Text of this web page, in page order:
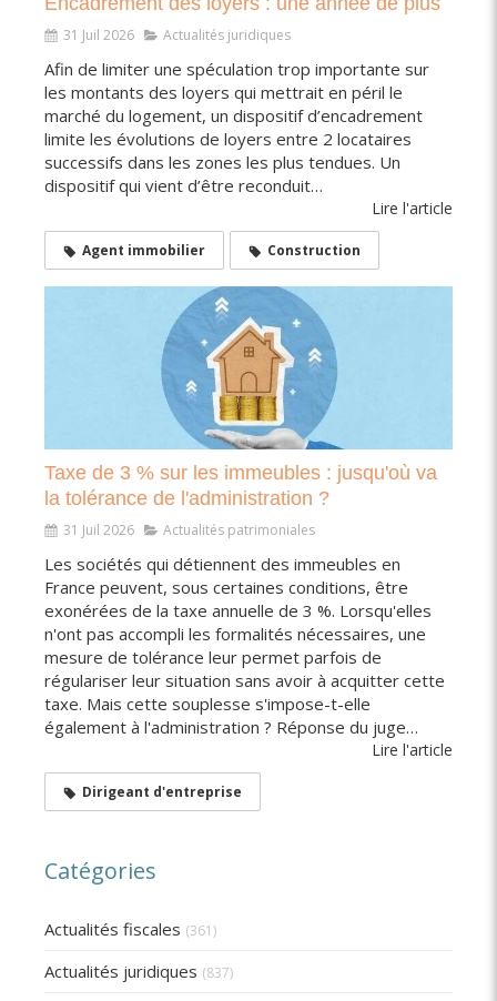
31 Juil 2026 Actualités juridiques
Afin de limiter une spéculation trop importante sur
les montants des loyers qui mettrait en péril le
marché du logement, un dispositif d’encadrement
limite les évolutions de loyers entre 2 locataires
successifs dans les zones les plus tendues. Un
dispositif qui vient d’être reconduit…
Lire l'article
Agent immobilier Construction
Taxe de 3 % sur les immeubles : jusqu'où va
la tolérance de l'administration ?
31 Juil 2026 Actualités patrimoniales
Les sociétés qui détiennent des immeubles en
France peuvent, sous certaines conditions, être
exonérées de la taxe annuelle de 3 %. Lorsqu'elles
n'ont pas accompli les formalités nécessaires, une
mesure de tolérance leur permet parfois de
régulariser leur situation sans avoir à acquitter cette
taxe. Mais cette souplesse s'impose-t-elle
également à l'administration ? Réponse du juge…
Lire l'article
Dirigeant d'entreprise
Catégories
Actualités fiscales (361)
Actualités juridiques (837)